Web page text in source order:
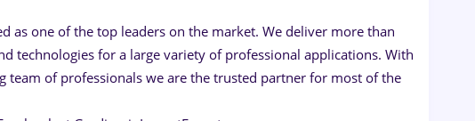
as one of the top leaders on the market. We deliver more than
technologies for a large variety of professional applications. With
team of professionals we are the trusted partner for most of the